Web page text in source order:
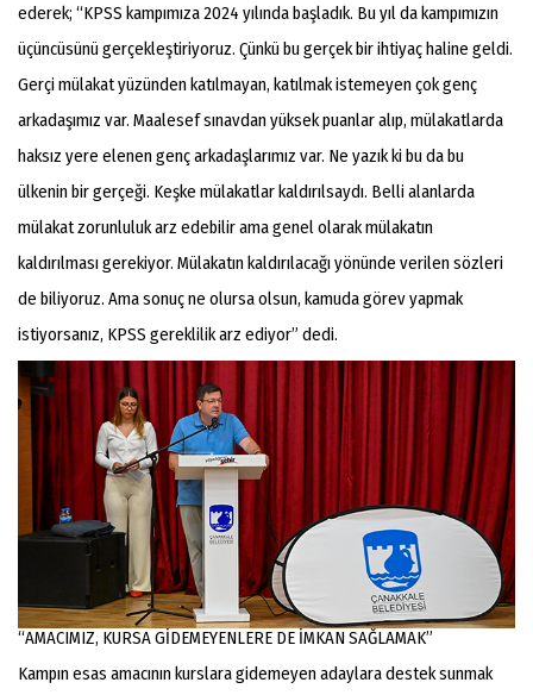
ederek; “KPSS kampımıza 2024 yılında başladık. Bu yıl da kampımızın
üçüncüsünü gerçekleştiriyoruz. Çünkü bu gerçek bir ihtiyaç haline geldi.
Gerçi mülakat yüzünden katılmayan, katılmak istemeyen çok genç
arkadaşımız var. Maalesef sınavdan yüksek puanlar alıp, mülakatlarda
haksız yere elenen genç arkadaşlarımız var. Ne yazık ki bu da bu
ülkenin bir gerçeği. Keşke mülakatlar kaldırılsaydı. Belli alanlarda
mülakat zorunluluk arz edebilir ama genel olarak mülakatın
kaldırılması gerekiyor. Mülakatın kaldırılacağı yönünde verilen sözleri
de biliyoruz. Ama sonuç ne olursa olsun, kamuda görev yapmak
istiyorsanız, KPSS gereklilik arz ediyor” dedi.
“AMACIMIZ, KURSA GİDEMEYENLERE DE İMKAN SAĞLAMAK”
Kampın esas amacının kurslara gidemeyen adaylara destek sunmak